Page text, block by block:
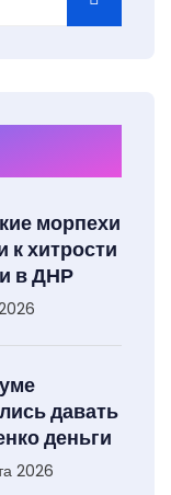
морпехи
к хитрости
в ДНР
давать
деньги
2026